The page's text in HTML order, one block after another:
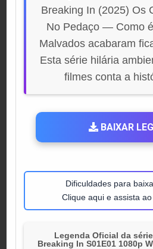
Breaking In (2025) Os
No Pedaço — Como
Malvados acabaram
Esta série hilária
filmes conta a
BAIXAR
Dificuldades para
Clique aqui e assista
Legenda Oficial da
Breaking In S01E01 1080p